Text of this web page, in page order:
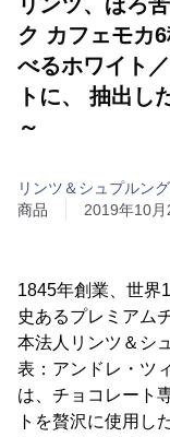
ク カフェモカ
べるホワイト
トに、 抽出し
～
リンツ＆シュプルン
商品
2019年10
1845年創業、世界
史あるプレミアム
本法人リンツ＆シ
表：アンドレ・ツ
は、チョコレート
トを贅沢に使用し